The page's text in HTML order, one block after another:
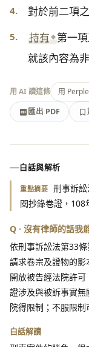
4. 對於前二項
5. 持有
第一
就該內容為
用 AI 讀這條 用
匯出 PDF
匯出 PDF
加入書籤
白話與解析
重點摘要 刑事訴
閱抄錄卷證，108
Q · 沒有律師的話我
依刑事訴訟法第33條
請求卷宗及證物的
開放被告經法院許
證涉及與被訴事實
院得限制；不服限制
白話解讀